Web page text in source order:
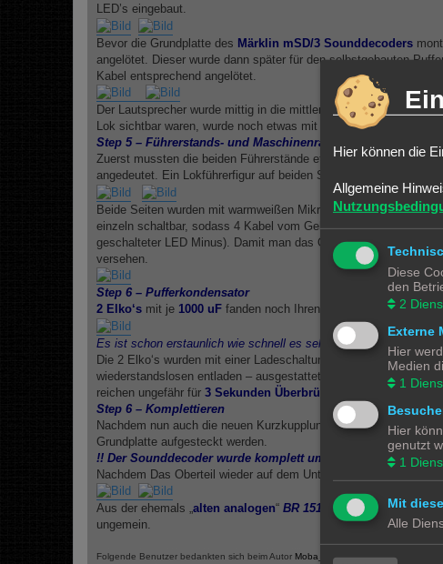
LED’s eingebaut.
Bevor die Grundplatte des Märklin mSD/3 Sounddecoders
angelötet. Dieser wurde dann später für den selbstgebauten
Kabel entsprechend angelötet.
Der Lautsprecher wurde mittig in die mittlere
Lok sichtbar waren, wurde noch etwas mit Farbe aufgepimt,
Step 5 – Führerstands- und Maschinenraumbeleuchtung
Zuerst mussten die beiden Führerstände etwas umgebaut
angedeutet. Ein Lokführerfigur auf beiden Seiten rundete den
Beide Seiten wurden mit warmweißen Mikro-LED’s bestückt und
einzeln schaltbar, sodass 4 Kabel vom Gehäuse Oberteil auf
geschalteter LED Minus). Damit man das Oberteil problemlos
versehen.
Step 6 – Pufferkondensator
2 Elko‘s mit je 1000 uF fanden noch Ihren Platz zwischen Front-
Es ist schon erstaunlich wie schnell es selbst in einem relativ
Die 2 Elko‘s wurden mit einer Ladeschaltung – einem 800 Ohm
wiederstandslosen entladen – ausgestattet und an das „neu
reichen ungefähr für 3 Sekunden Überbrückung
bei Stromlosen
Step 6 – Komplettieren
Nachdem nun auch die neuen Kurzkupplungen und der neue
Grundplatte aufgesteckt werden.
!! Der Sounddecoder wurde komplett umprogrammiert, dazu
Nachdem Das Oberteil wieder auf dem Untergestell montiert
Aus der ehemals „alten analogen“ BR 151
wurde ein wirklich
ungemein.
Folgende Benutzer bedankten sich beim Autor Moba_GMfür den Beitrag:
Hier können die
Allgemeine
Diese
den
2
Externe
Hier
Medien
1
Hier
genutzt
1
Mit
Alle